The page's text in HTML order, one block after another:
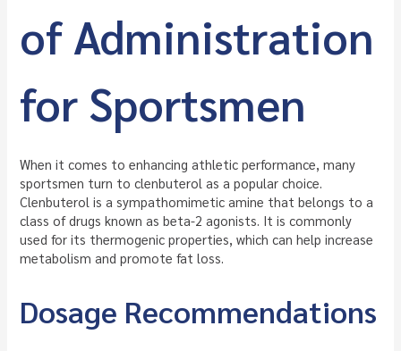
of Administration
for Sportsmen
When it comes to enhancing athletic performance, many
sportsmen turn to clenbuterol as a popular choice.
Clenbuterol is a sympathomimetic amine that belongs to a
class of drugs known as beta-2 agonists. It is commonly
used for its thermogenic properties, which can help increase
metabolism and promote fat loss.
Dosage Recommendations